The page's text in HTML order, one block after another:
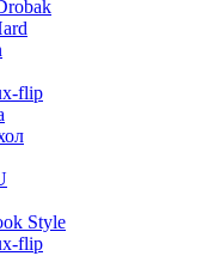
flip
Style
flip